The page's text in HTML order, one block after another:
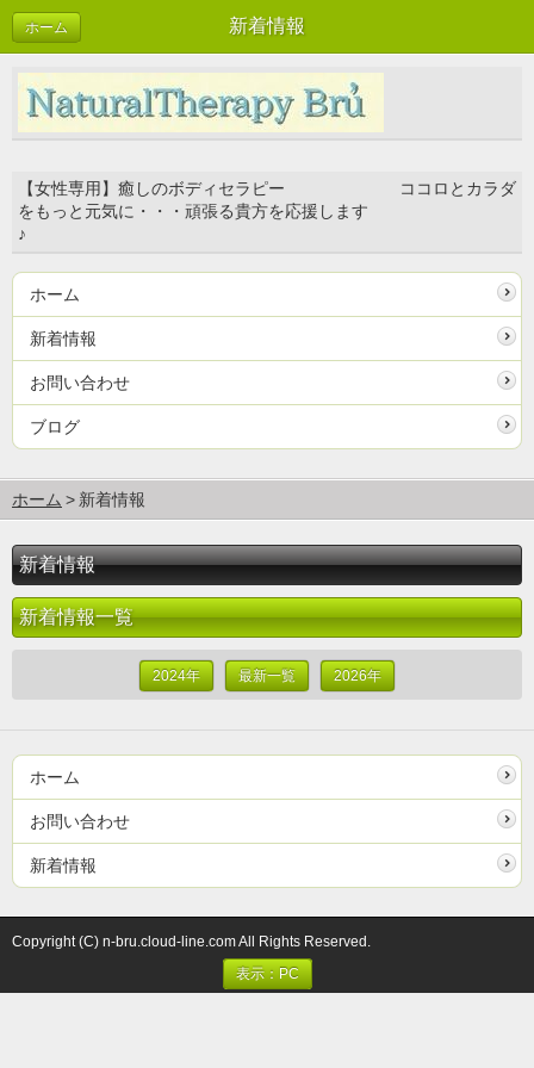
新着情報
ホーム
【女性専用】癒しのボディセラピー ココロとカラダ
をもっと元気に・・・頑張る貴方を応援します
♪
ホーム
新着情報
お問い合わせ
ブログ
ホーム 新着情報
新着情報
新着情報一覧
2024年 最新一覧 2026年
ホーム
お問い合わせ
新着情報
Copyright (C) n-bru.cloud-line.com All Rights Reserved.
表示：PC